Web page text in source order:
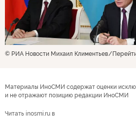
© РИА Новости Михаил Климентьев
Материалы ИноСМИ содержат оценки
и не отражают позицию редакции ИноСМИ
Читать inosmi.ru в